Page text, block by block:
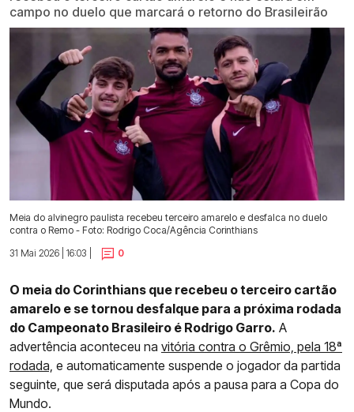
campo no duelo que marcará o retorno do Brasileirão
Meia do alvinegro paulista recebeu terceiro amarelo e desfalca no duelo
contra o Remo - Foto: Rodrigo Coca/Agência Corinthians
31 Mai 2026 | 16:03 |
0
O meia do Corinthians que recebeu o terceiro cartão
amarelo e se tornou desfalque para a próxima rodada
do Campeonato Brasileiro é Rodrigo Garro. A
advertência aconteceu na vitória contra o Grêmio, pela 18ª
rodada, e automaticamente suspende o jogador da partida
seguinte, que será disputada após a pausa para a Copa do
Mundo.